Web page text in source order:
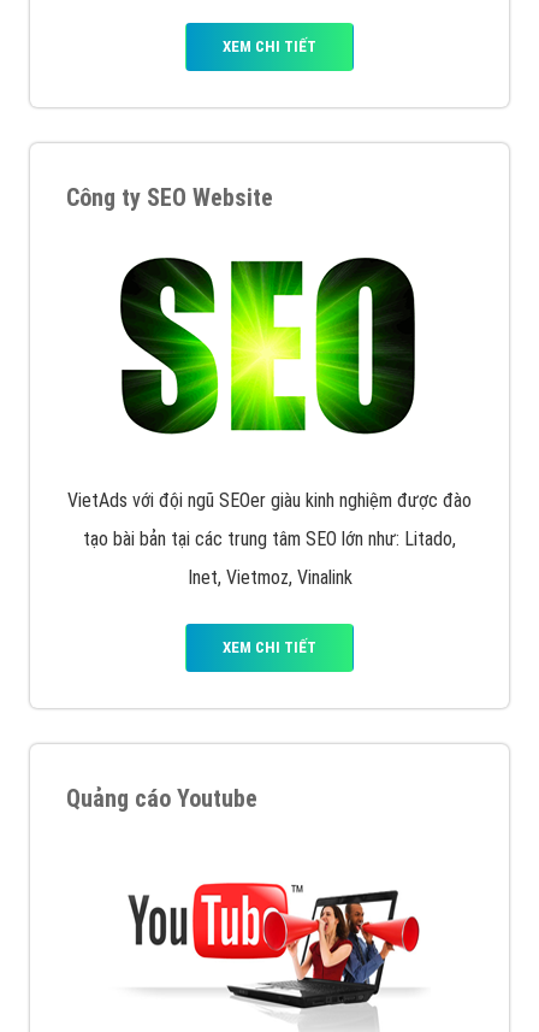
XEM CHI TIẾT
Công ty SEO Website
VietAds với đội ngũ SEOer giàu kinh nghiệm được đào
tạo bài bản tại các trung tâm SEO lớn như: Litado,
Inet, Vietmoz, Vinalink
XEM CHI TIẾT
Quảng cáo Youtube